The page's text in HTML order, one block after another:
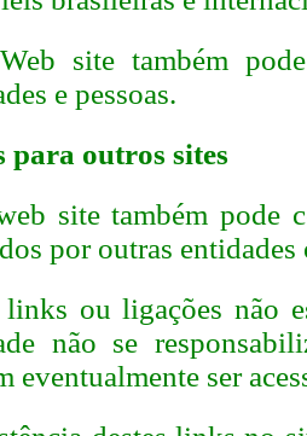
site também
e pessoas.
para outros sites
site também pode
por outras entidades
links ou ligações não
não se
eventualmente ser